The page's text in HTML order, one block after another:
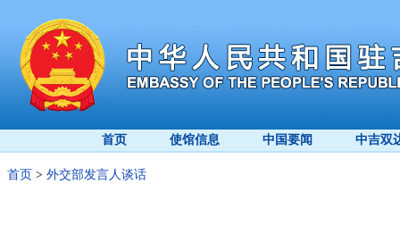
首页 使馆信息 中国要闻 中吉双
首页 > 外交部发言人谈话